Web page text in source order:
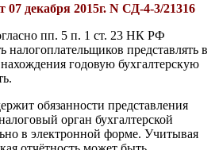
декабря 2015г. N СД-4-3/21316
пп. 5 п. 1 ст. 23 НК РФ
налогоплательщиков представлять в
годовую бухгалтерскую
обязанности представления
орган бухгалтерской
в электронной форме. Учитывая